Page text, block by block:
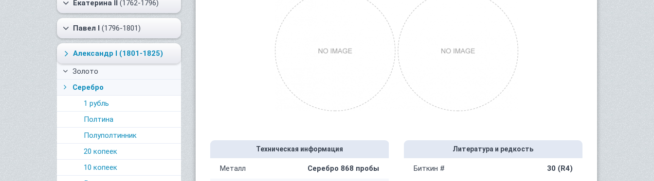
Екатерина II (1762-1796)
Павел I (1796-1801)
Александр I (1801-1825)
Золото
Серебро
1 рубль
Полтина
Полуполтинник
20 копеек
10 копеек
Техническая информация
Металл Серебро 868 пробы
Литература и редкость
Биткин # 30 (R4)